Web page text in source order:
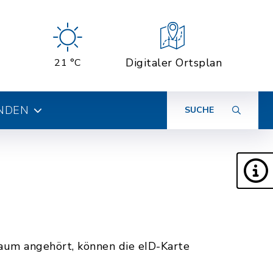
21 °C Digitaler Ortsplan
SUCHE
angehört, können die eID-Karte